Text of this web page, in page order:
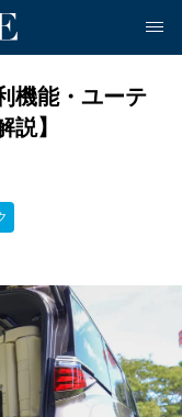
機能・ユーテ
説】